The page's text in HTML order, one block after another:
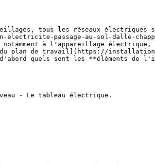
tous les réseaux électriques
passage-au-sol-dalle-
à l'appareillage électrique,
du plan de travail](https://
quels sont les **éléments de
- Le tableau électrique.